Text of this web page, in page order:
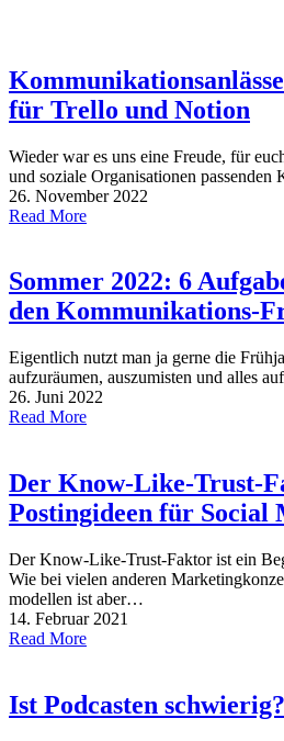
für Trello und Notion
Wieder war es uns eine Freude, für
und soziale Organisationen
26. November 2022
Read More
Sommer 2022: 6
den Kommunikations-
Eigentlich nutzt man ja gerne die
aufzuräumen, auszumisten und alles
26. Juni 2022
Read More
Der Know-Like-Trust-
Postingideen für Social
Der Know-Like-Trust-Faktor ist ein
Wie bei vielen anderen
modellen ist aber…
14. Februar 2021
Read More
Ist Podcasten schwierig?